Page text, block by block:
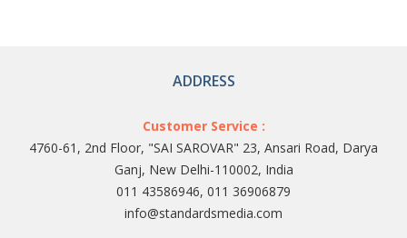
ADDRESS
Customer Service :
4760-61, 2nd Floor, "SAI SAROVAR" 23, Ansari Road, Darya
Ganj, New Delhi-110002, India
011 43586946, 011 36906879
info@standardsmedia.com